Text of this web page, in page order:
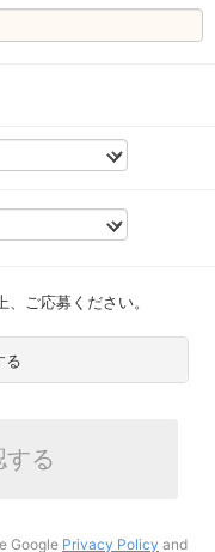
、ご応募ください。
る
する
Google Privacy Policy and